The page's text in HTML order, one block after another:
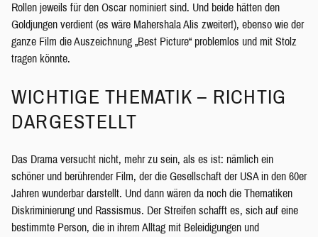
Rollen jeweils für den Oscar nominiert sind. Und beide hätten den
Goldjungen verdient (es wäre Mahershala Alis zweiter!), ebenso wie der
ganze Film die Auszeichnung „Best Picture“ problemlos und mit Stolz
tragen könnte.
WICHTIGE THEMATIK – RICHTIG
DARGESTELLT
Das Drama versucht nicht, mehr zu sein, als es ist: nämlich ein
schöner und berührender Film, der die Gesellschaft der USA in den 60er
Jahren wunderbar darstellt. Und dann wären da noch die Thematiken
Diskriminierung und Rassismus. Der Streifen schafft es, sich auf eine
bestimmte Person, die in ihrem Alltag mit Beleidigungen und